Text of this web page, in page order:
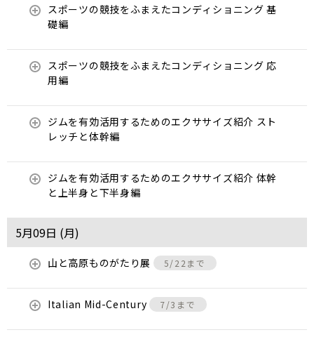
スポーツの競技をふまえたコンディショニング 基
礎編
スポーツの競技をふまえたコンディショニング 応
用編
ジムを有効活用するためのエクササイズ紹介 スト
レッチと体幹編
ジムを有効活用するためのエクササイズ紹介 体幹
と上半身と下半身編
5月09日 (月)
山と高原ものがたり展 5/22まで
Italian Mid-Century 7/3まで